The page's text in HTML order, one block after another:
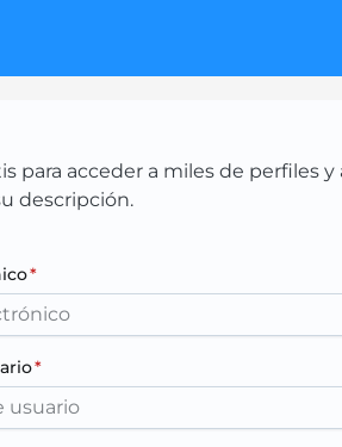
para acceder a miles de perfiles
descripción.
*
*